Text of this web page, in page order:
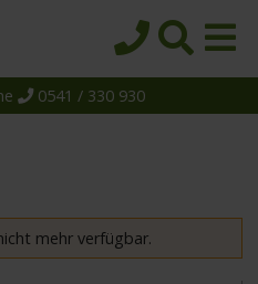
0541 / 330 930
mehr verfügbar.